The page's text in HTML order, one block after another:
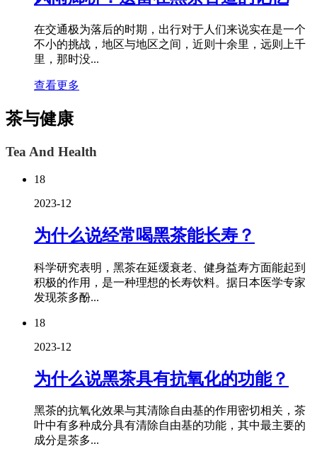
在交通极为落后的时期，出行对于人们来说实在是一个
不小的挑战，地区与地区之间，近则十余里，远则上千
里，那时没...
查看更多
茶与健康
Tea And Health
18
2023-12
为什么说经常喝黑茶能长寿？
科学研究表明，黑茶在延缓衰老、健身益寿方面能起到
积极的作用，是一种理想的长寿饮料。据日本医学专家
发现茶多酚...
18
2023-12
为什么说黑茶具有抗氧化的功能？
黑茶的抗氧化效果与其清除自由基的作用密切相关，茶
叶中有多种成分具有清除自由基的功能，其中最主要的
成分是茶多...